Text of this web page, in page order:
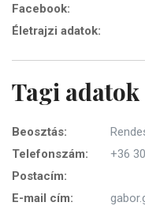
Facebook:
Életrajzi adatok:
Tagi adatok
Beosztás:
Telefonszám:
+36
Postacím:
E-mail cím: